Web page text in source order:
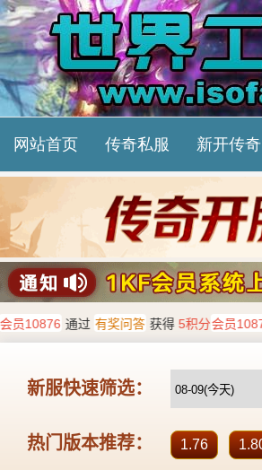
网站首页 传奇私服 新开传奇